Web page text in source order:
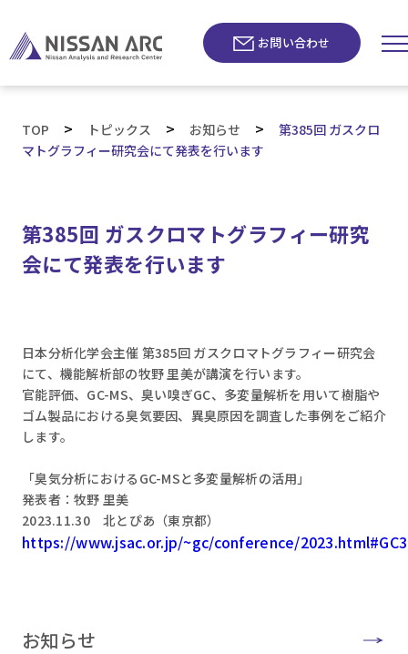
お問い合わせ
TOP > トピックス > お知らせ > 第385回 ガスクロ
マトグラフィー研究会にて発表を行います
第385回 ガスクロマトグラフィー研究
会にて発表を行います
日本分析化学会主催 第385回 ガスクロマトグラフィー研究会
にて、機能解析部の牧野 里美が講演を行います。
官能評価、GC-MS、臭い嗅ぎGC、多変量解析を用いて樹脂や
ゴム製品における臭気要因、異臭原因を調査した事例をご紹介
します。
「臭気分析におけるGC-MSと多変量解析の活用」
発表者：牧野 里美
2023.11.30 北とぴあ（東京都）
https://www.jsac.or.jp/~gc/conference/
お知らせ